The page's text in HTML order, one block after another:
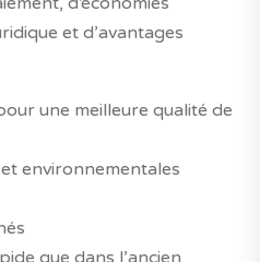
et d’avantages
une meilleure qualité de
environnementales
que dans l’ancien